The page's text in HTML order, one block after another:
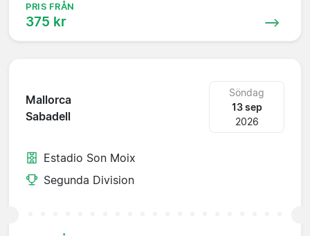
PRIS FRÅN
375 kr
Mallorca
Sabadell
Söndag
13 sep
2026
Estadio Son Moix
Segunda Division